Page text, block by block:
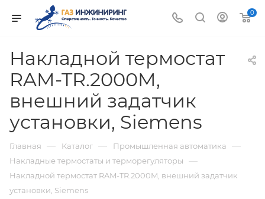
0
Накладной термостат
RAM-TR.2000M,
внешний задатчик
установки, Siemens
Главная — Каталог — Промышленная автоматика —
Накладные термостаты и терморегуляторы —
Накладной термостат RAM-TR.2000M, внешний задатчик
установки, Siemens